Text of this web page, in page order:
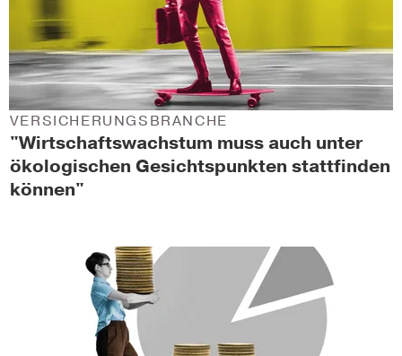
"Wirtschaftswachstum muss auch unter
ökologischen Gesichtspunkten stattfinden
können"
VERSICHERUNGSBRANCHE